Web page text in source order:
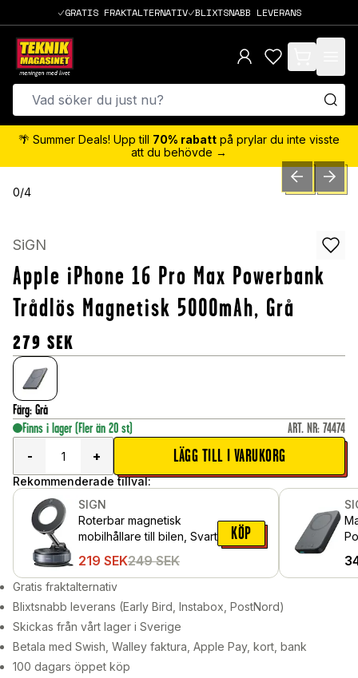
GRATIS FRAKTALTERNATIV BLIXTSNABB LEVERANS
items in cart,
🌴 Summer Deals! Upp till 70% rabatt på prylar du inte visste
att du behövde →
0/4 PREVIOUSNEXT
SiGN
Apple iPhone 16 Pro Max Powerbank
Trådlös Magnetisk 5000mAh, Grå
279 SEK
Färg: Grå
Finns i lager (Fler än 20 st) ART. NR: 74474
-
+ LÄGG TILL I VARUKORG
Rekommenderade tillval:
SIGN
Roterbar magnetisk
mobilhållare till bilen, Svart
219 SEK249 SEK
KÖP
Gratis fraktalternativ
Blixtsnabb leverans (Early Bird, Instabox, PostNord)
Skickas från vårt lager i Sverige
Betala med Swish, Walley faktura, Apple Pay, kort, bank
100 dagars öppet köp